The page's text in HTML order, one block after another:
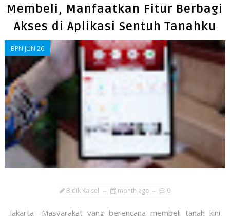
Membeli, Manfaatkan Fitur Berbagi
Akses di Aplikasi Sentuh Tanahku
BPN JUN 26
Bidik Kalsel month ago 0
Jakarta -Masyarakat yang berencana membeli tanah kini